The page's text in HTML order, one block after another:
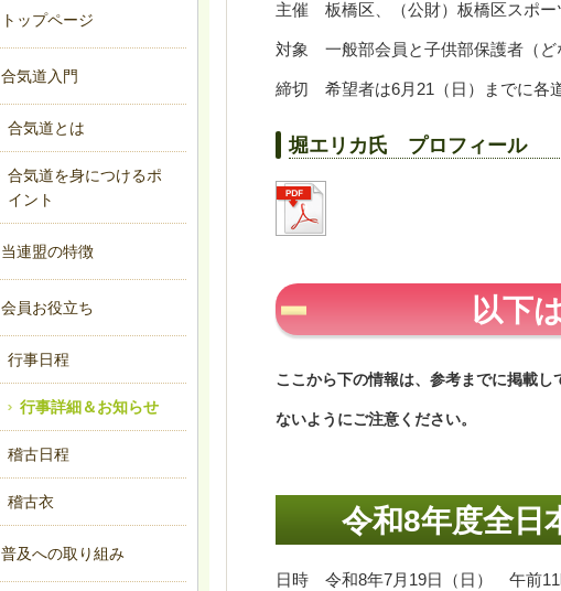
主催 板橋区、（公財）板橋区スポー
対象 一般部会員と子供部保護者（ど
締切 希望者は6月21（日）までに各
堀エリカ氏 プロフィール
以下
ここから下の情報は、参考までに掲載
ないようにご注意ください。
令和8年度全日
日時 令和8年7月19日（日） 午前11
トップページ
合気道入門
合気道とは
合気道を身につけるポ
イント
当連盟の特徴
会員お役立ち
行事日程
行事詳細＆お知らせ
稽古日程
稽古衣
普及への取り組み